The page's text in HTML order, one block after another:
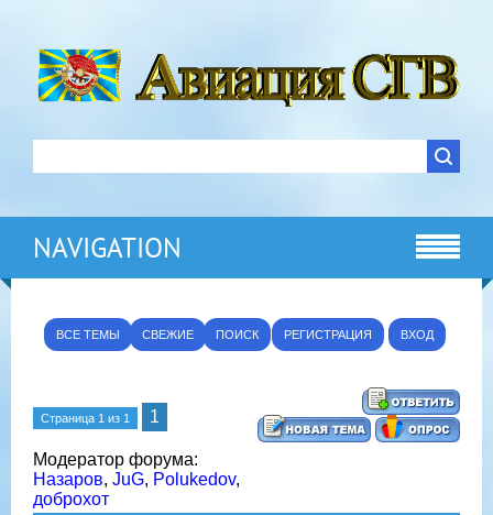
NAVIGATION
ВСЕ ТЕМЫ СВЕЖИЕ ПОИСК РЕГИСТРАЦИЯ ВХОД
Страница 1 из 1 1
Модератор форума:
Назаров, JuG, Polukedov,
доброхот